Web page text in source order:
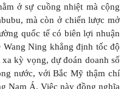
ở sự cuồng nhiệt mà cộng
mà còn ở chiến lược mở
quốc tế có biên lợi nhuận
Ning khẳng định tốc độ
kỳ vọng, dự đoán doanh số
nước, với Bắc Mỹ thậm chí
Nam Á. Việc này đồng nghĩa